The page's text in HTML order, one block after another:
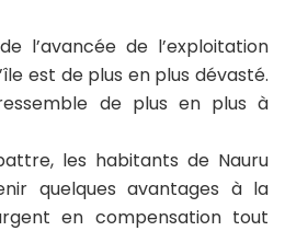
l’avancée de l’exploitation
est de plus en plus dévasté.
de plus en plus à
les habitants de Nauru
quelques avantages à la
en compensation tout